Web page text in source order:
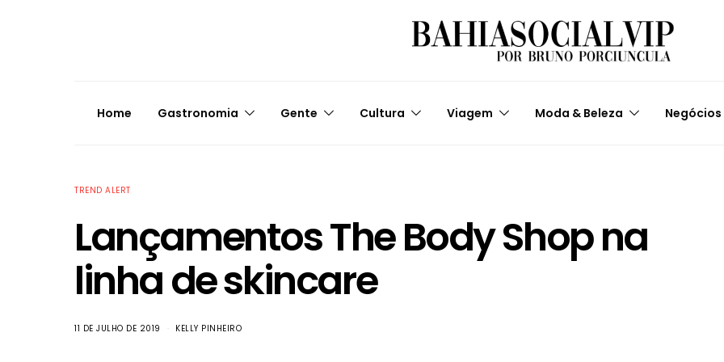
Home Gastronomia Gente Cultura Viagem Moda & Beleza Negócios
TREND ALERT
Lançamentos The Body Shop na
linha de skincare
11 DE JULHO DE 2019 KELLY PINHEIRO